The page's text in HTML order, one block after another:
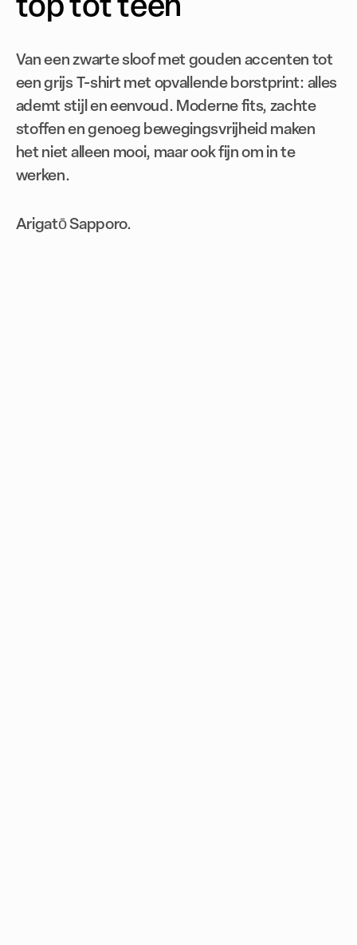
Van een zwarte sloof met gouden accenten tot
een grijs T-shirt met opvallende borstprint: alles
ademt stijl en eenvoud. Moderne fits, zachte
stoffen en genoeg bewegingsvrijheid maken
het niet alleen mooi, maar ook fijn om in te
werken.
Arigatō Sapporo.